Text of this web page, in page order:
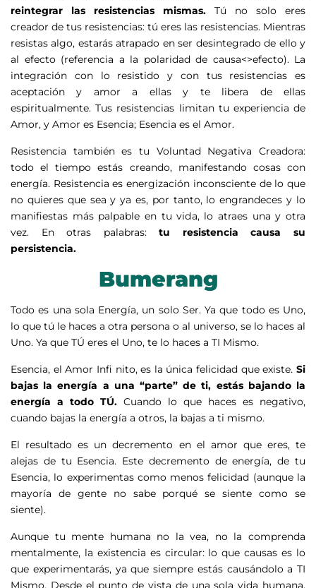
reintegrar las resistencias mismas. Tú no solo eres
creador de tus resistencias: tú eres las resistencias. Mientras
resistas algo, estarás atrapado en ser desintegrado de ello y
al efecto (referencia a la polaridad de causa<>efecto). La
integración con lo resistido y con tus resistencias es
aceptación y amor a ellas y te libera de ellas
espiritualmente. Tus resistencias limitan tu experiencia de
Amor, y Amor es Esencia; Esencia es el Amor.
Resistencia también es tu Voluntad Negativa Creadora:
todo el tiempo estás creando, manifestando cosas con
energía. Resistencia es energización inconsciente de lo que
no quieres que sea y ya es, por tanto, lo engrandeces y lo
manifiestas más palpable en tu vida, lo atraes una y otra
vez. En otras palabras:tu resistencia causa su
persistencia.
Bumerang
Todo es una sola Energía, un solo Ser. Ya que todo es Uno,
lo que tú le haces a otra persona o al universo, se lo haces al
Uno. Ya que TÚ eres el Uno, te lo haces a TI Mismo.
Esencia, el Amor Infi nito, es la única felicidad que existe. Si
bajas la energía a una “parte” de ti, estás bajando la
energía a todo TÚ. Cuando lo que haces es negativo,
cuando bajas la energía a otros, la bajas a ti mismo.
El resultado es un decremento en el amor que eres, te
alejas de tu Esencia. Este decremento de energía, de tu
Esencia, lo experimentas como menos felicidad (aunque la
mayoría de gente no sabe porqué se siente como se
siente).
Aunque tu mente humana no la vea, no la comprenda
mentalmente, la existencia es circular: lo que causas es lo
que experimentarás, ya que siempre estás causándolo a TI
Mismo. Desde el punto de vista de una sola vida humana,